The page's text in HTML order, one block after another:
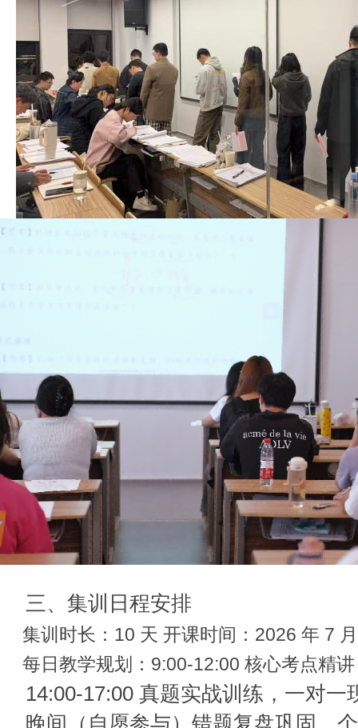
三、集训日程安排
集训时长：10 天 开课时间：2026 年 7
每日教学规划：9:00-12:00 核心考点精
14:00-17:00 真题实战训练，一对一
晚间（自愿参与）错题复盘巩固、